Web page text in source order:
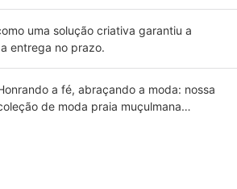
uma solução criativa garantiu a
entrega no prazo.
a fé, abraçando a moda: nossa
de moda praia muçulmana